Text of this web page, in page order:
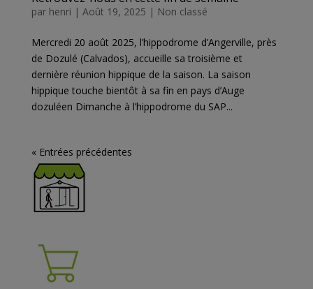
par henri | Août 19, 2025 | Non classé
Mercredi 20 août 2025, l’hippodrome d’Angerville, près
de Dozulé (Calvados), accueille sa troisième et
dernière réunion hippique de la saison. La saison
hippique touche bientôt à sa fin en pays d’Auge
dozuléen Dimanche à l’hippodrome du SAP...
« Entrées précédentes